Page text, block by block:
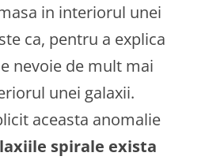
in interiorul unei
ca, pentru a explica
nevoie de mult mai
unei galaxii.
aceasta anomalie
spirale exista